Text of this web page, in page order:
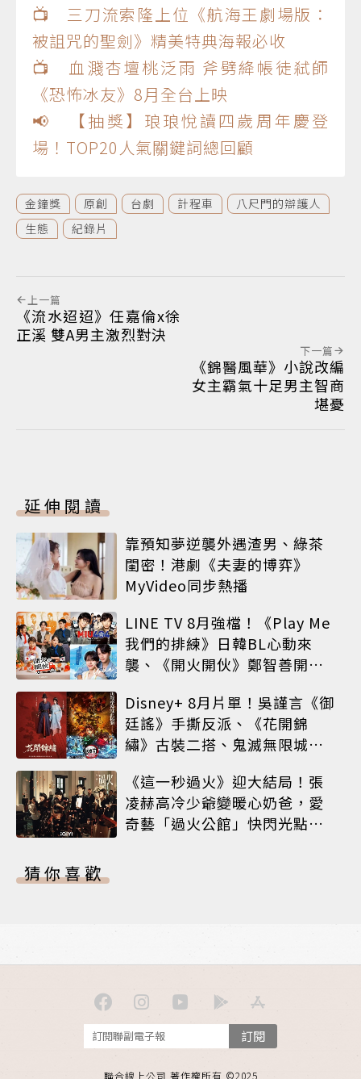
📺 三刀流索隆上位《航海王劇場版：
被詛咒的聖劍》精美特典海報必收
📺 血濺杏壇桃泛雨 斧劈絳帳徒弒師
《恐怖冰友》8月全台上映
📢 【抽獎】琅琅悅讀四歲周年慶登
場！TOP20人氣關鍵詞總回顧
金鐘獎 原創 台劇 計程車
八尺門的辯護人
生態
紀錄片
上一篇
《流水迢迢》任嘉倫x徐
正溪 雙A男主激烈對決
下一篇
《錦醫風華》小說改編
女主霸氣十足男主智商
堪憂
延伸閱讀
靠預知夢逆襲外遇渣男、綠茶
閨密！港劇《夫妻的博弈》
MyVideo同步熱播
LINE TV 8月強檔！《Play Me
我們的排練》日韓BL心動來
襲、《開火開伙》鄭智善開餐
歸
Disney+ 8月片單！吳謹言《御
廷謠》手撕反派、《花開錦
繡》古裝二搭、鬼滅無限城震
《這一秒過火》迎大結局！張
凌赫高冷少爺變暖心奶爸，愛
奇藝「過火公館」快閃光點台
猜你喜歡
訂閱
聯合線上公司 著作權所有 ©2025